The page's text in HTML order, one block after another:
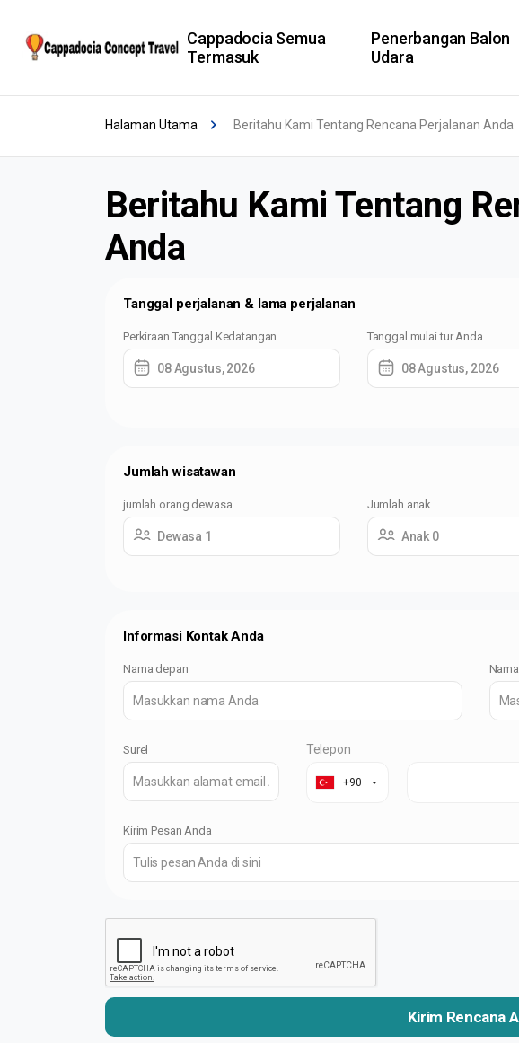
Cappadocia Semua
Termasuk
Penerbangan Balon
Udara
Halaman Utama Beritahu Kami Tentang Rencana Perjalanan Anda
Beritahu Kami Tentang
Anda
Tanggal perjalanan & lama perjalanan
Perkiraan Tanggal Kedatangan
08 Agustus, 2026
Tanggal mulai tur Anda
08 Agustus, 2026
Jumlah wisatawan
jumlah orang dewasa
Dewasa 1
Jumlah anak
Anak 0
Informasi Kontak Anda
Nama depan
Surel Telepon
+90 ▼
Kirim Pesan Anda
Kirim Rencana